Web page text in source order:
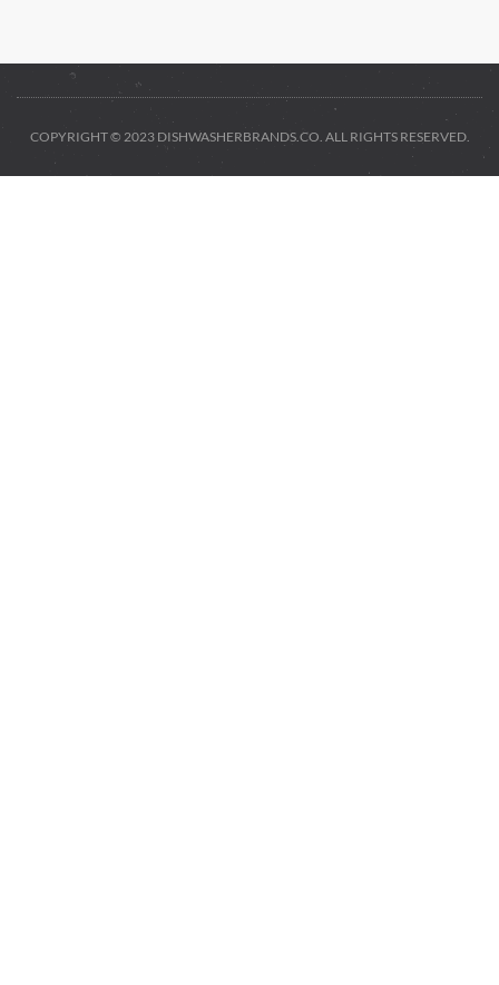
COPYRIGHT © 2023 DISHWASHERBRANDS.CO. ALL RIGHTS RESERVED.